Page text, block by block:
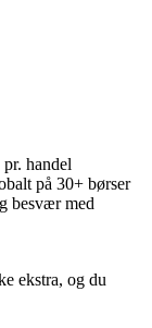
handel
på 30+ børser
besvær med
ekstra, og du